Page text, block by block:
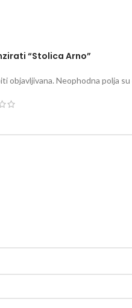
“Stolica Arno”
objavljivana.Neophodna polja su